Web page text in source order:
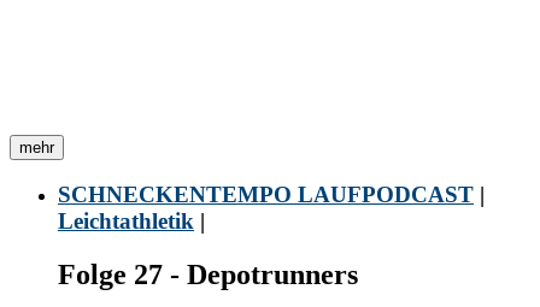
mehr
SCHNECKENTEMPO LAUFPODCAST |
Leichtathletik |
Folge 27 - Depotrunners